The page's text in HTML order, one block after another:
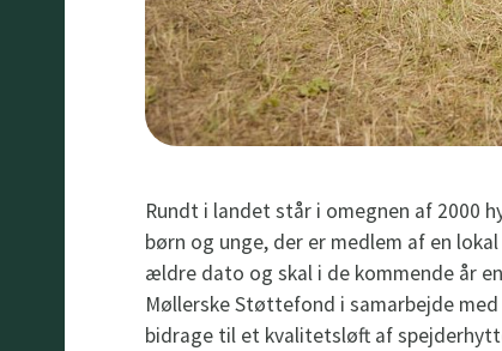
Rundt i landet står i omegnen af 2000
børn og unge, der er medlem af en
ældre dato og skal i de kommende år
Møllerske Støttefond i samarbejde
bidrage til et kvalitetsløft af